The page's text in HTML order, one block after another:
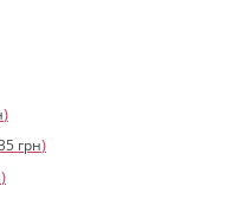
)
грн)
)